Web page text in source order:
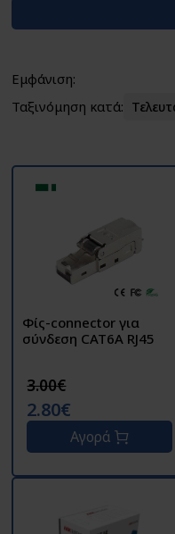
Εμφάνιση:
Ταξινόμηση κατά:
Φίς-connector για
σύνδεση CAT6A RJ45
3.00€
2.80€
Αγορά